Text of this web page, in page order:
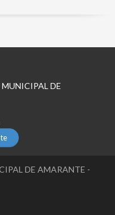
DE
DE AMARANTE -